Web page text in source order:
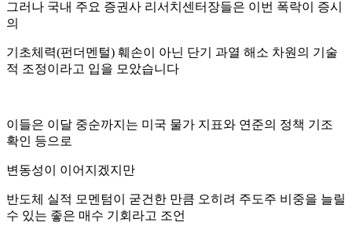
그러나 국내 주요 증권사 리서치센터장들은 이번 폭락이 증시
의
기초체력(펀더멘털) 훼손이 아닌 단기 과열 해소 차원의 기술
적 조정이라고 입을 모았습니다
이들은 이달 중순까지는 미국 물가 지표와 연준의 정책 기조
확인 등으로
변동성이 이어지겠지만
반도체 실적 모멘텀이 굳건한 만큼 오히려 주도주 비중을 늘릴
수 있는 좋은 매수 기회라고 조언